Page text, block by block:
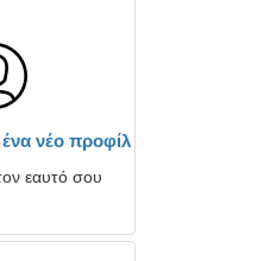
νέο προφίλ
εαυτό σου